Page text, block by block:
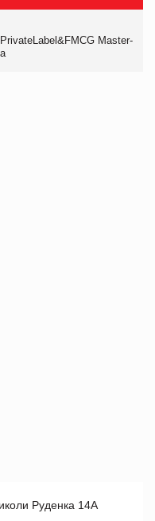
Master-
Руденка 14А